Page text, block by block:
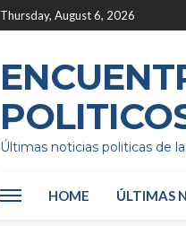
Thursday, August 6, 2026
Últimas noticias politicas de
HOME ÚLTIMAS